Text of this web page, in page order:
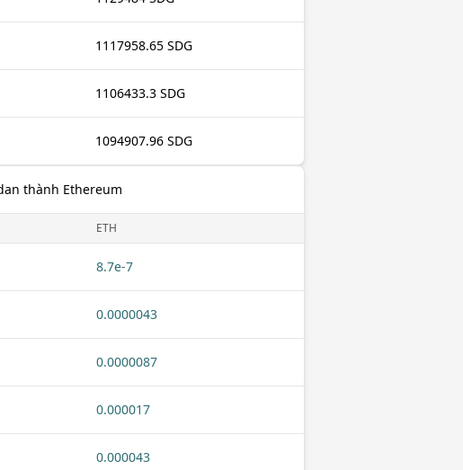
1117958.65 SDG
1106433.3 SDG
1094907.96 SDG
thành Ethereum
ETH
8.7e-7
0.0000043
0.0000087
0.000017
0.000043